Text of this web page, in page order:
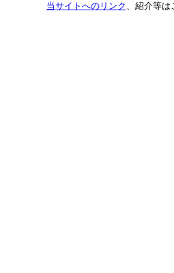
当サイトへのリンク 、紹介等は